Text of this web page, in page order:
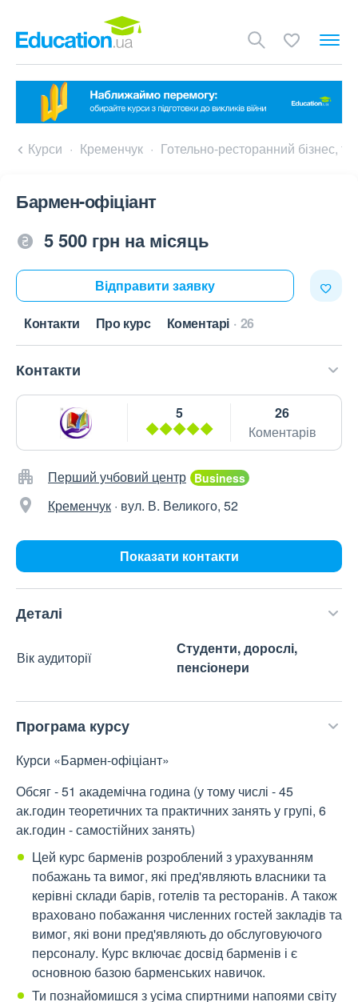
Курси Кременчук Готельно-ресторанний бізнес,
Бармен-офіціант
5 500 грн на місяць
Відправити заявку
Контакти Про курс Коментарі 26
Контакти
5
26
Коментарів
Перший учбовий центр
Кременчук · вул. В. Великого, 52
Показати контакти
Деталі
Вік аудиторії
Студенти, дорослі,
пенсіонери
Програма курсу
Курси «Бармен-офіціант»
Обсяг - 51 академічна година (у тому числі - 45
ак.годин теоретичних та практичних занять у групі, 6
ак.годин - самостійних занять)
Цей курс барменів розроблений з урахуванням
побажань та вимог, які пред'являють власники та
керівні склади барів, готелів та ресторанів. А також
враховано побажання численних гостей закладів та
вимог, які вони пред'являють до обслуговуючого
персоналу. Курс включає досвід барменів і є
основною базою барменських навичок.
Ти познайомишся з усіма спиртними напоями світу